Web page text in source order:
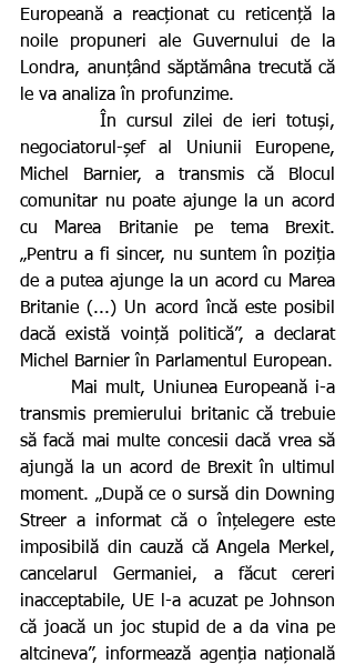
Europeană a reacționat cu reticență la
noile propuneri ale Guvernului de la
Londra, anunțând săptămâna trecută că
le va analiza în profunzime.
negociatorul-șef al Uniunii Europene,
Michel Barnier, a transmis că Blocul
comunitar nu poate ajunge la un acord
cu Marea Britanie pe tema Brexit.
„Pentru a fi sincer, nu suntem în poziția
de a putea ajunge la un acord cu Marea
Britanie (...) Un acord încă este posibil
dacă există voință politică”, a declarat
Michel Barnier în Parlamentul European.
transmis premierului britanic că trebuie
să facă mai multe concesii dacă vrea să
ajungă la un acord de Brexit în ultimul
moment. „După ce o sursă din Downing
Streer a informat că o înțelegere este
imposibilă din cauză că Angela Merkel,
cancelarul Germaniei, a făcut cereri
inacceptabile, UE l-a acuzat pe Johnson
că joacă un joc stupid de a da vina pe
altcineva”, informează agenția națională